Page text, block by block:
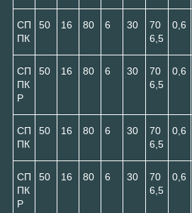
СП
ПК
50 16 80 6 30
70
6,5
0,6
СП
ПК
Р
50 16 80 6 30
70
6,5
0,6
СП
ПК
50 16 80 6 30
70
6,5
0,6
СП
ПК
Р
50 16 80 6 30
70
6,5
0,6